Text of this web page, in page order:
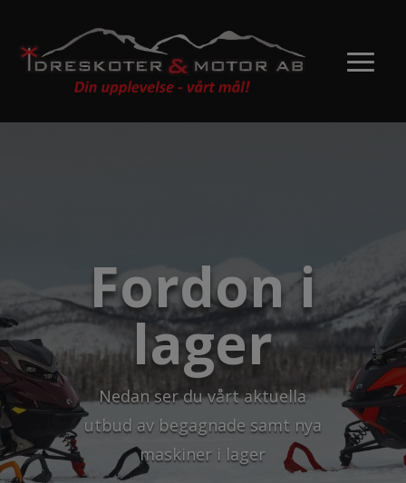
Fordon i
lager
Nedan ser du vårt aktuella
utbud av begagnade samt nya
maskiner i lager